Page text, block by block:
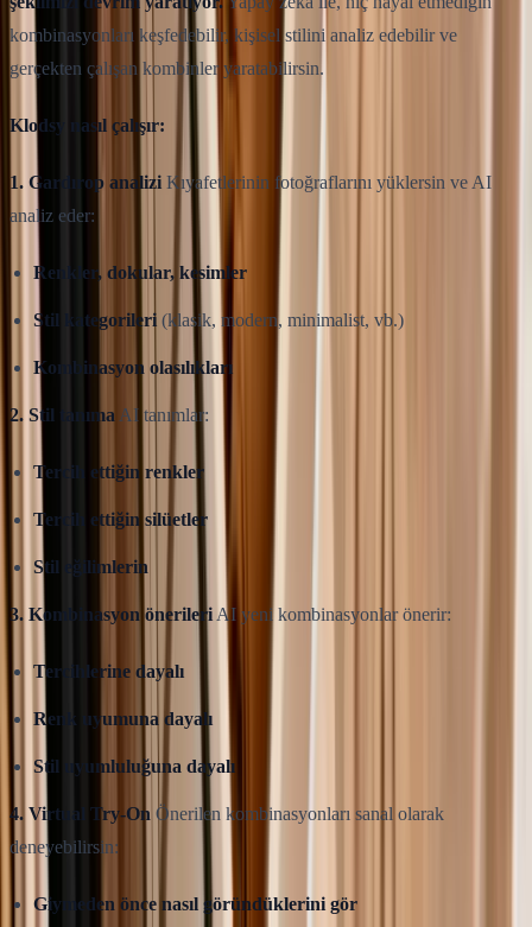
kombinasyonları keşfedebilir, kişisel stilini analiz edebilir ve
gerçekten çalışan kombinler yaratabilirsin.
Klodsy nasıl çalışır:
1. Gardırop analizi Kıyafetlerinin fotoğraflarını yüklersin ve AI
analiz eder:
Renkler, dokular, kesimler
Stil kategorileri (klasik, modern, minimalist, vb.)
Kombinasyon olasılıkları
2. Stil tanıma AI tanımlar:
Tercih ettiğin renkler
Tercih ettiğin silüetler
Stil eğilimlerin
3. Kombinasyon önerileri AI yeni kombinasyonlar önerir:
Tercihlerine dayalı
Renk uyumuna dayalı
Stil uyumluluğuna dayalı
4. Virtual Try-On Önerilen kombinasyonları sanal olarak
deneyebilirsin:
Giymeden önce nasıl göründüklerini gör